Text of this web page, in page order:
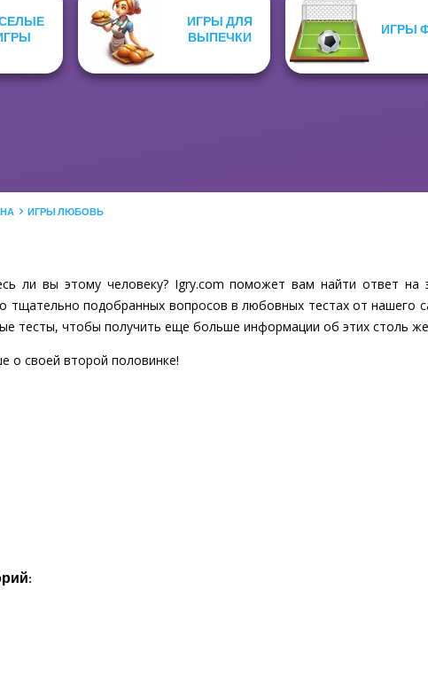
ИГРЫ ДЛЯ
ВЫПЕЧКИ
ИГРЫ
ИГРЫ ЛЮБОВЬ
ли вы этому человеку? Igry.com поможет вам найти ответ на
тщательно подобранных вопросов в любовных тестах от
тесты, чтобы получить еще больше информации об этих столь
о своей второй половинке!